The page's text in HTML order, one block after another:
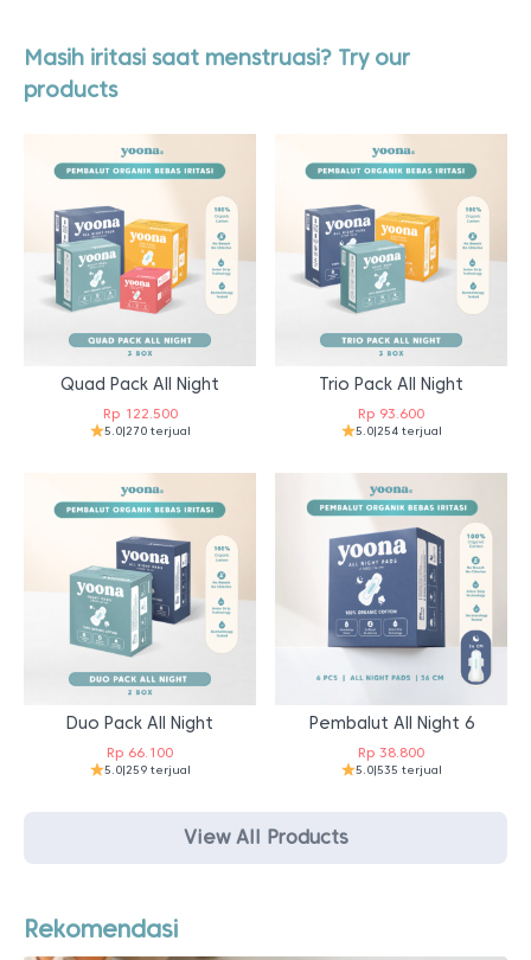
Masih iritasi saat menstruasi? Try our
products
Quad Pack All Night
Rp122.500
5.0|270 terjual
Trio Pack All Night
Rp 93.600
5.0|254 terjual
Duo Pack All Night
Rp 66.100
5.0|259 terjual
Pembalut All Night 6
Rp 38.800
5.0|535 terjual
View All Products
Rekomendasi